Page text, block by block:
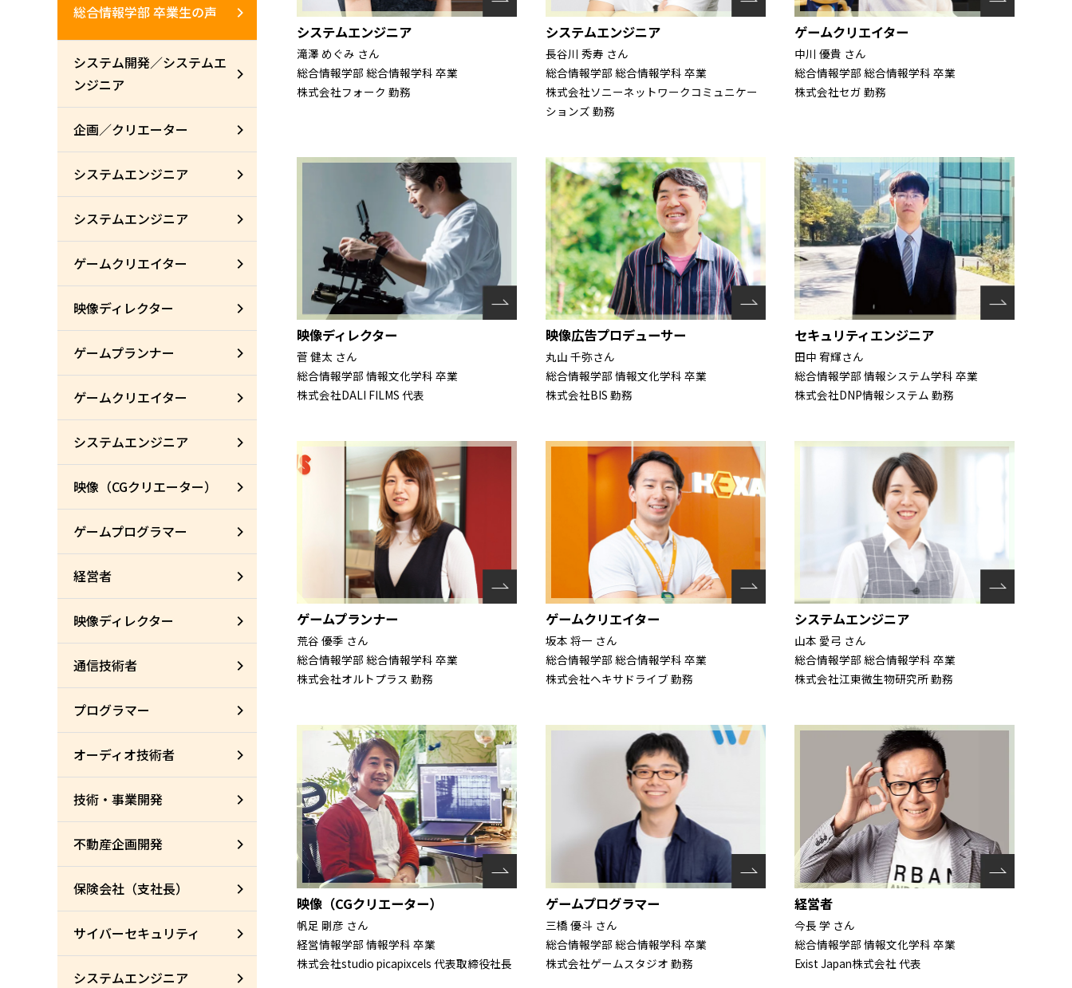
システムエンジニア
滝澤 めぐみ さん
総合情報学部 総合情報学科 卒業
株式会社フォーク 勤務
システムエンジニア
長谷川 秀寿 さん
総合情報学部 総合情報学科 卒業
株式会社ソニーネットワークコミュニケー
ションズ 勤務
ゲームクリエイター
中川 優貴 さん
総合情報学部 総合情報学科 卒業
株式会社セガ 勤務
映像ディレクター
菅 健太 さん
総合情報学部 情報文化学科 卒業
株式会社DALI FILMS 代表
映像広告プロデューサー
丸山 千弥さん
総合情報学部 情報文化学科 卒業
株式会社BIS 勤務
セキュリティエンジニア
田中 宥輝さん
総合情報学部 情報システム学科 卒業
株式会社DNP情報システム 勤務
ゲームプランナー
荒谷 優季 さん
総合情報学部 総合情報学科 卒業
株式会社オルトプラス 勤務
ゲームクリエイター
坂本 将一 さん
総合情報学部 総合情報学科 卒業
株式会社ヘキサドライブ 勤務
システムエンジニア
山本 愛弓 さん
総合情報学部 総合情報学科 卒業
株式会社江東微生物研究所 勤務
映像（CGクリエーター）
帆足 剛彦 さん
経営情報学部 情報学科 卒業
株式会社studio picapixcels 代表取締役社長
ゲームプログラマー
三橋 優斗 さん
総合情報学部 総合情報学科 卒業
株式会社ゲームスタジオ 勤務
経営者
今⾧ 学 さん
総合情報学部 情報文化学科 卒業
Exist Japan株式会社 代表
総合情報学部 卒業生の声
システム開発／システムエ
ンジニア
企画／クリエーター
システムエンジニア
システムエンジニア
ゲームクリエイター
映像ディレクター
ゲームプランナー
ゲームクリエイター
システムエンジニア
映像（CGクリエーター）
ゲームプログラマー
経営者
映像ディレクター
通信技術者
プログラマー
オーディオ技術者
技術・事業開発
不動産企画開発
保険会社（支社長）
サイバーセキュリティ
システムエンジニア